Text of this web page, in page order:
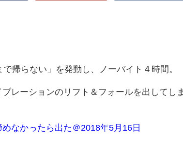
帰らない」を発動し、ノーバイト４時間。
レーションのリフト＆フォールを出してし
なかったら出た＠2018年5月16日